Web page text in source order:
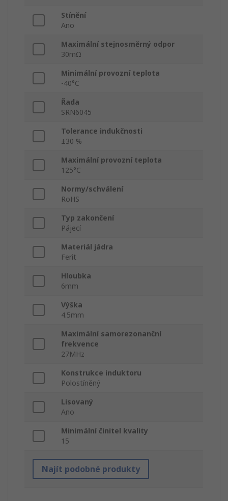
Stínění
Ano
Maximální stejnosměrný odpor
30mΩ
Minimální provozní teplota
-40°C
Řada
SRN6045
Tolerance indukčnosti
±30 %
Maximální provozní teplota
125°C
Normy/schválení
RoHS
Typ zakončení
Pájecí
Materiál jádra
Ferit
Hloubka
6mm
Výška
4.5mm
Maximální samorezonanční
frekvence
27MHz
Konstrukce induktoru
Polostíněný
Lisovaný
Ano
Minimální činitel kvality
15
Najít podobné produkty